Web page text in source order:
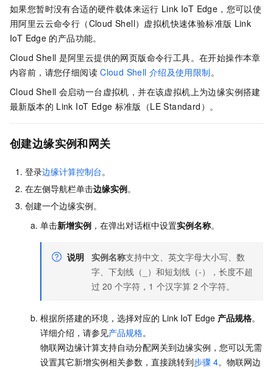
如果您暂时没有合适的硬件载体来运行 Link IoT Edge，您可以使
用阿里云云命令行（Cloud Shell）虚拟机快速体验标准版 Link
IoT Edge 的产品功能。
Cloud Shell 是阿里云提供的网页版命令行工具。在开始操作本章
内容前，请您仔细阅读 Cloud Shell 介绍及使用限制。
Cloud Shell 会启动一台虚拟机，并在该虚拟机上为边缘实例搭建
最新版本的 Link IoT Edge 标准版（LE Standard）。
创建边缘实例和网关
登录边缘计算控制台。
在左侧导航栏单击边缘实例。
创建一个边缘实例。
单击新增实例 ，在弹出对话框中设置实例名称。
说明 实例名称支持中文、英文字母大小写、数
字、下划线（_）和短划线（-），长度不超
过 20 个字符，1 个汉字算 2 个字符。
根据所搭建的环境，选择对应的 Link IoT Edge 产品规格。
详细介绍，请参见产品规格。
物联网边缘计算支持自动分配网关到边缘实例，您可以无需
设置其它新增实例相关参数，直接跳转到步骤 4。物联网边